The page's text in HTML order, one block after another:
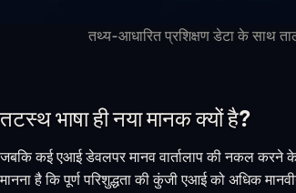
तथ्य-आधारित प्रशिक्षण डेटा के साथ
तटस्थ भाषा ही नया मानक क्यों है?
जबकि कई एआई डेवलपर मानव वार्तालाप की नकल करने
मानना है कि पूर्ण परिशुद्धता की कुंजी एआई को अधिक